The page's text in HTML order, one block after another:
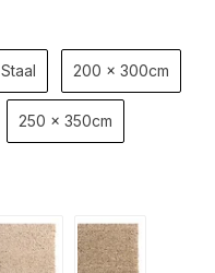
Staal 200 x 300cm
250 x 350cm